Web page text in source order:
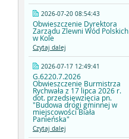
2026-07-20 08:54:43
Obwieszczenie Dyrektora
Zarządu Zlewni Wód Polskich
w Kole
Czytaj dalej
2026-07-17 12:49:41
G.6220.7.2026
Obwieszczenie Burmistrza
Rychwała z 17 lipca 2026 r.
dot. przedsięwzięcia pn.
"Budowa drogi gminnej w
miejscowości Biała
Panieńska"
Czytaj dalej